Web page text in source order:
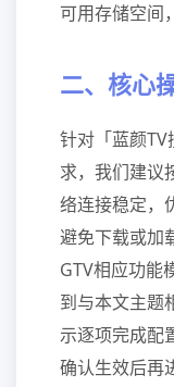
可用存储空间
二、核心
针对「蓝颜
求，我们建议
络连接稳定，
避免下载或加
GTV相应功能
到与本文主题
示逐项完成配
确认生效后再